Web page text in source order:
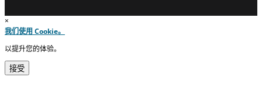
×
我们使用 Cookie。
以提升您的体验。
接受